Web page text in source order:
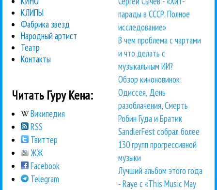
КЛИПЫ
Фабрика звезд
Народный артист
Театр
Контакты
Читать Гуру Кена:
Википедия
RSS
Твиттер
ЖЖ
Facebook
Telegram
парады в СССР. Полное
исследование»
В чем проблема с чартами
и что делать с
музыкальным ИИ?
Обзор киноновинок:
Одиссея, День
разоблачения, Смерть
Робин Гуда и Братик
SandlerFest собрал более
130 групп прогрессивной
музыки
Лучший альбом этого года
- Raye с «This Music May